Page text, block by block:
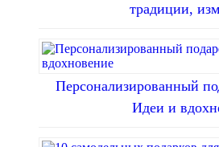
традиции,
Персонализированный
Идеи и